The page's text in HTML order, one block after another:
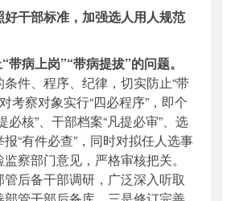
干部标准，加强选人用人规范
病上岗”“带病提拔”的问题。
件、程序、纪律，切实防止“带
考察对象实行“四必程序”，即个
必核”、干部档案“凡提必审”、选
“有件必查”，同时对拟任人选事
察部门意见，严格审核把关。
后备干部调研，广泛深入听取